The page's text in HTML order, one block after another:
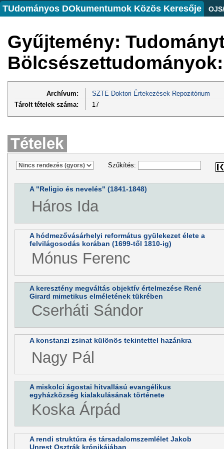
TUdományos DOkumentumok Közös Keresője
Gyűjtemény:
Archívum:
SZTE Doktori Értekezések Repozitórium
Tárolt tételek száma:
17
Tételek
Szűkítés:
A "Religio és nevelés" (1841-1848)
Háros Ida
A hódmezővásárhelyi református gyülekezet élete a
felvilágosodás korában (1699-től 1810-ig)
Mónus Ferenc
A keresztény megváltás objektív értelmezése René
Girard mimetikus elméletének tükrében
Cserháti Sándor
A konstanzi zsinat különös tekintettel hazánkra
Nagy Pál
A miskolci ágostai hitvallású evangélikus
egyházközség kialakulásának története
Koska Árpád
A rendi struktúra és társadalomszemlélet Jakob
Unrest Osztrák krónikájában